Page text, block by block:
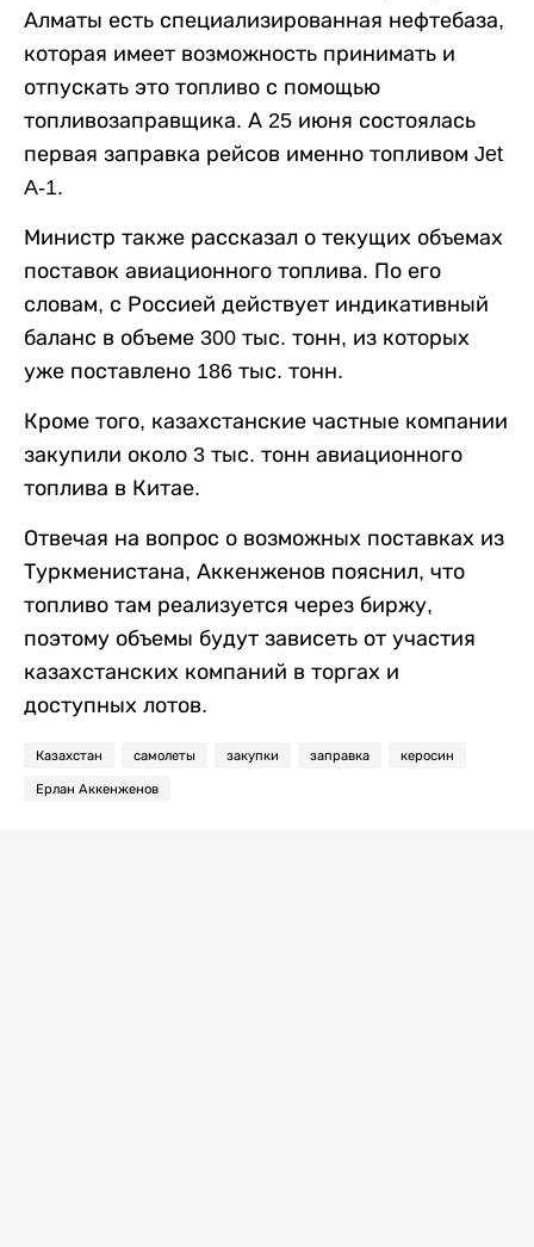
Алматы есть специализированная нефтебаза,
которая имеет возможность принимать и
отпускать это топливо с помощью
топливозаправщика. А 25 июня состоялась
первая заправка рейсов именно топливом Jet
A-1.
Министр также рассказал о текущих объемах
поставок авиационного топлива. По его
словам, с Россией действует индикативный
баланс в объеме 300 тыс. тонн, из которых
уже поставлено 186 тыс. тонн.
Кроме того, казахстанские частные компании
закупили около 3 тыс. тонн авиационного
топлива в Китае.
Отвечая на вопрос о возможных поставках из
Туркменистана, Аккенженов пояснил, что
топливо там реализуется через биржу,
поэтому объемы будут зависеть от участия
казахстанских компаний в торгах и
доступных лотов.
Казахстан самолеты закупки заправка керосин
Ерлан Аккенженов